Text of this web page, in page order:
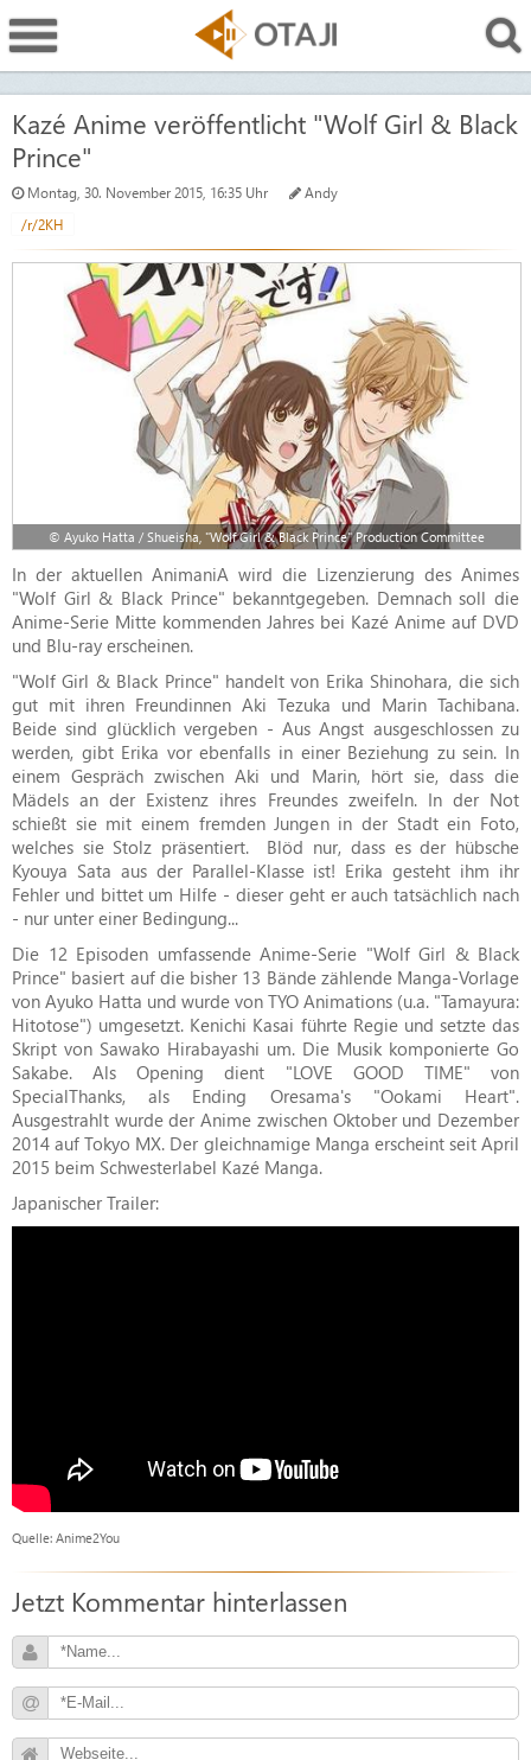
Kazé Anime veröffentlicht "Wolf Girl & Black
Prince"
Montag, 30. November 2015, 16:35 Uhr
Andy
/r/2KH
© Ayuko Hatta / Shueisha, "Wolf Girl & Black Prince" Production Committee
In der aktuellen AnimaniA wird die Lizenzierung des Animes
"Wolf Girl & Black Prince" bekanntgegeben. Demnach soll die
Anime-Serie Mitte kommenden Jahres bei Kazé Anime auf DVD
und Blu-ray erscheinen.
"Wolf Girl & Black Prince" handelt von Erika Shinohara, die sich
gut mit ihren Freundinnen Aki Tezuka und Marin Tachibana.
Beide sind glücklich vergeben - Aus Angst ausgeschlossen zu
werden, gibt Erika vor ebenfalls in einer Beziehung zu sein. In
einem Gespräch zwischen Aki und Marin, hört sie, dass die
Mädels an der Existenz ihres Freundes zweifeln. In der Not
schießt sie mit einem fremden Jungen in der Stadt ein Foto,
welches sie Stolz präsentiert. Blöd nur, dass es der hübsche
Kyouya Sata aus der Parallel-Klasse ist! Erika gesteht ihm ihr
Fehler und bittet um Hilfe - dieser geht er auch tatsächlich nach
- nur unter einer Bedingung...
Die 12 Episoden umfassende Anime-Serie "Wolf Girl & Black
Prince" basiert auf die bisher 13 Bände zählende Manga-Vorlage
von Ayuko Hatta und wurde von TYO Animations (u.a. "Tamayura:
Hitotose") umgesetzt. Kenichi Kasai führte Regie und setzte das
Skript von Sawako Hirabayashi um. Die Musik komponierte Go
Sakabe. Als Opening dient "LOVE GOOD TIME" von
SpecialThanks, als Ending Oresama's "Ookami Heart".
Ausgestrahlt wurde der Anime zwischen Oktober und Dezember
2014 auf Tokyo MX. Der gleichnamige Manga erscheint seit April
2015 beim Schwesterlabel Kazé Manga.
Japanischer Trailer:
Quelle: Anime2You
Jetzt Kommentar hinterlassen